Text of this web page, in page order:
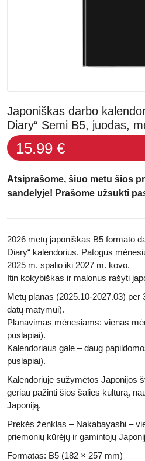
Japoniškas darbo
Diary“ Semi B5, juodas,
15.99 €
Atsiprašome, šiuo metu šios
sandelyje! Prašome užsukti
2026 metų japoniškas B5 formato
Diary“ kalendorius. Patogus
2025 m. spalio iki 2027 m. kovo.
Itin kokybiškas ir malonus rašyti
Metų planas (2025.10-2027.03)
datų matymui).
Planavimas mėnesiams: vienas
puslapiai).
Kalendoriaus gale – daug
puslapiai).
Kalendoriuje sužymėtos Japonijos
geriau pažinti šios šalies kultūrą,
Japoniją.
Prekės ženklas – Nakabayashi –
priemonių kūrėjų ir gamintojų
Formatas: B5 (182 × 257 mm)